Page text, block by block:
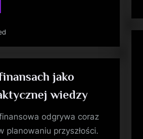
jako
wiedzy
odgrywa coraz
planowaniu przyszłości.